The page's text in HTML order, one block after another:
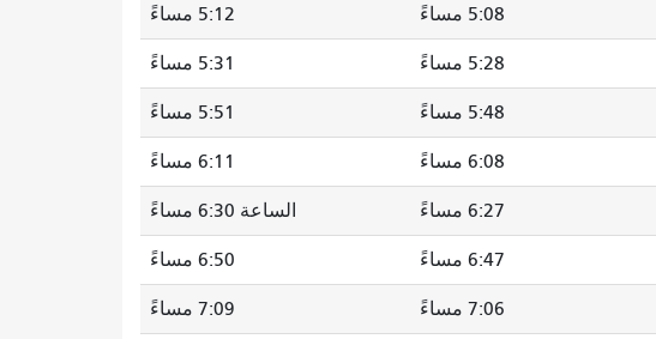
5:08 مساءً 5:12 مساءً
5:28 مساءً 5:31 مساءً
5:48 مساءً 5:51 مساءً
6:08 مساءً 6:11 مساءً
6:27 مساءً الساعة 6:30 مساءً
6:47 مساءً 6:50 مساءً
7:06 مساءً 7:09 مساءً